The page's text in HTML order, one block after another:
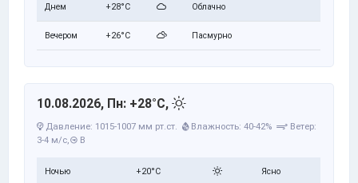
Днем +28°C Облачно
Вечером +26°C Пасмурно
10.08.2026, Пн: +28°C,
Давление: 1015-1007 мм рт.ст. Влажность: 40-42%
Ветер:
3-4 м/с,
В
Ночью +20°C Ясно